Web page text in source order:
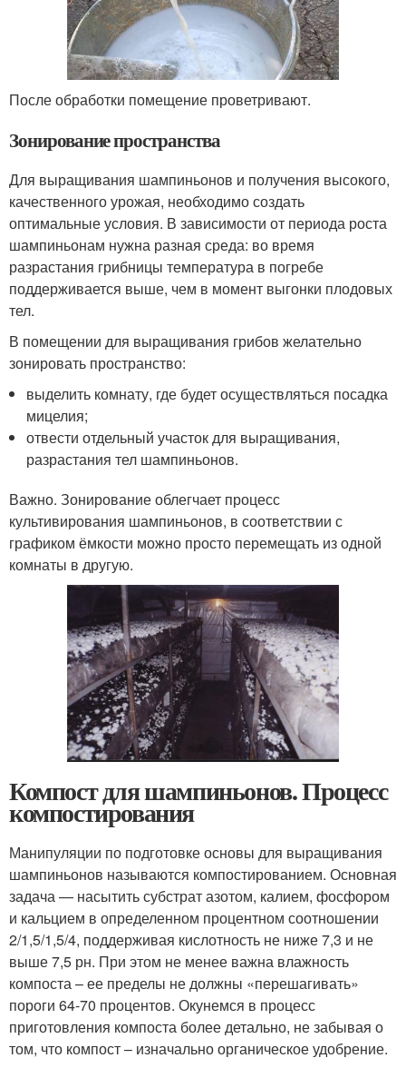
После обработки помещение проветривают.
Зонирование пространства
Для выращивания шампиньонов и получения высокого,
качественного урожая, необходимо создать
оптимальные условия. В зависимости от периода роста
шампиньонам нужна разная среда: во время
разрастания грибницы температура в погребе
поддерживается выше, чем в момент выгонки плодовых
тел.
В помещении для выращивания грибов желательно
зонировать пространство:
выделить комнату, где будет осуществляться посадка
мицелия;
отвести отдельный участок для выращивания,
разрастания тел шампиньонов.
Важно. Зонирование облегчает процесс
культивирования шампиньонов, в соответствии с
графиком ёмкости можно просто перемещать из одной
комнаты в другую.
Компост для шампиньонов. Процесс
компостирования
Манипуляции по подготовке основы для выращивания
шампиньонов называются компостированием. Основная
задача — насытить субстрат азотом, калием, фосфором
и кальцием в определенном процентном соотношении
2/1,5/1,5/4, поддерживая кислотность не ниже 7,3 и не
выше 7,5 рн. При этом не менее важна влажность
компоста – ее пределы не должны «перешагивать»
пороги 64-70 процентов. Окунемся в процесс
приготовления компоста более детально, не забывая о
том, что компост – изначально органическое удобрение.